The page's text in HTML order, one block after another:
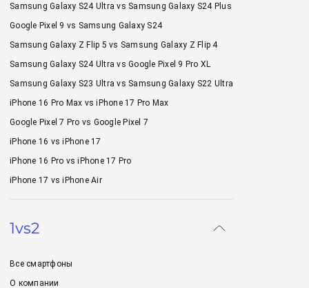
Samsung Galaxy S24 Ultra vs Samsung Galaxy S24 Plus
Google Pixel 9 vs Samsung Galaxy S24
Samsung Galaxy Z Flip 5 vs Samsung Galaxy Z Flip 4
Samsung Galaxy S24 Ultra vs Google Pixel 9 Pro XL
Samsung Galaxy S23 Ultra vs Samsung Galaxy S22 Ultra
iPhone 16 Pro Max vs iPhone 17 Pro Max
Google Pixel 7 Pro vs Google Pixel 7
iPhone 16 vs iPhone 17
iPhone 16 Pro vs iPhone 17 Pro
iPhone 17 vs iPhone Air
1vs2
Все смартфоны
О компании